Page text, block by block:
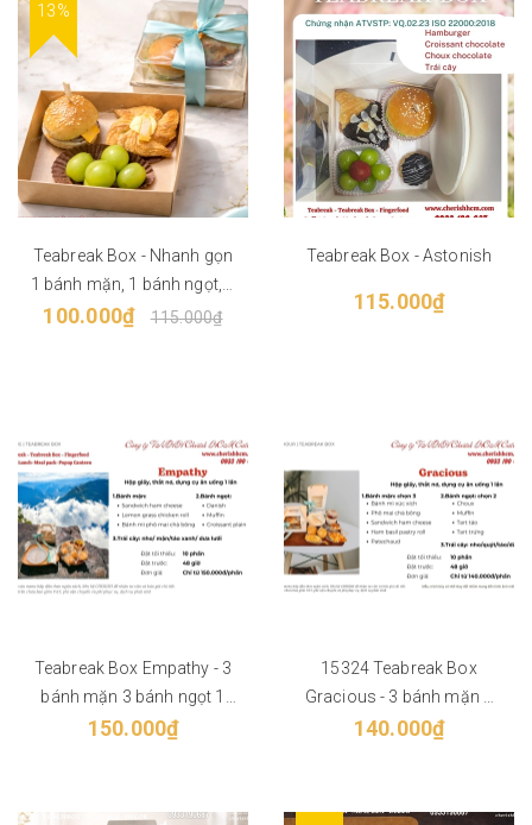
13%
Teabreak Box - Nhanh gọn
1 bánh mặn, 1 bánh ngọt, 1
trái cây
100.000₫ 115.000₫
Teabreak Box - Astonish
115.000₫
Teabreak Box Empathy - 3
bánh mặn 3 bánh ngọt 1
trái cây
150.000₫
15324 Teabreak Box
Gracious - 3 bánh mặn 2
bánh ngọt 1 trái cây
140.000₫